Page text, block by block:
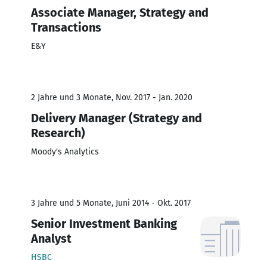
Associate Manager, Strategy and
Transactions
E&Y
2 Jahre und 3 Monate, Nov. 2017 - Jan. 2020
Delivery Manager (Strategy and
Research)
Moody's Analytics
3 Jahre und 5 Monate, Juni 2014 - Okt. 2017
Senior Investment Banking
Analyst
HSBC